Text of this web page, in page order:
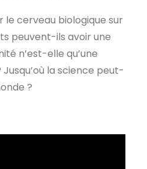
cerveau biologique sur
peuvent-ils avoir une
n’est-elle qu’une
la science peut-
?